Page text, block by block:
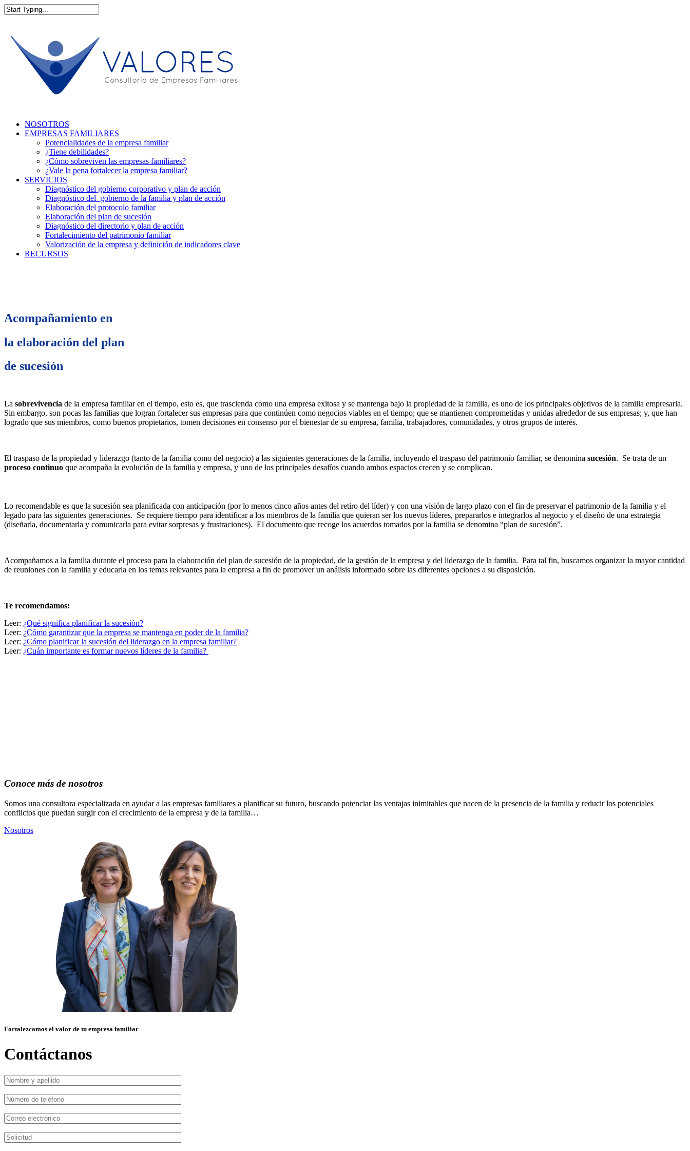
NOSOTROS
EMPRESAS FAMILIARES
Potencialidades de la empresa familiar
¿Tiene debilidades?
¿Cómo sobreviven las empresas familiares?
¿Vale la pena fortalecer la empresa familiar?
SERVICIOS
Diagnóstico del gobierno corporativo y plan de acción
Diagnóstico del gobierno de la familia y plan de acción
Elaboración del protocolo familiar
Elaboración del plan de sucesión
Diagnóstico del directorio y plan de acción
Fortalecimiento del patrimonio familiar
Valorización de la empresa y definición de indicadores clave
RECURSOS
Acompañamiento en
la elaboración del plan
de sucesión
La sobrevivencia de la empresa familiar en el tiempo, esto es, que trascienda como una empresa exitosa y se mantenga bajo la propiedad de la familia, es uno de los principales objetivos de la familia empresaria.
Sin embargo, son pocas las familias que logran fortalecer sus empresas para que continúen como negocios viables en el tiempo; que se mantienen comprometidas y unidas alrededor de sus empresas; y, que han
logrado que sus miembros, como buenos propietarios, tomen decisiones en consenso por el bienestar de su empresa, familia, trabajadores, comunidades, y otros grupos de interés.
El traspaso de la propiedad y liderazgo (tanto de la familia como del negocio) a las siguientes generaciones de la familia, incluyendo el traspaso del patrimonio familiar, se denomina sucesión. Se trata de un
proceso continuo que acompaña la evolución de la familia y empresa, y uno de los principales desafíos cuando ambos espacios crecen y se complican.
Lo recomendable es que la sucesión sea planificada con anticipación (por lo menos cinco años antes del retiro del líder) y con una visión de largo plazo con el fin de preservar el patrimonio de la familia y el
legado para las siguientes generaciones. Se requiere tiempo para identificar a los miembros de la familia que quieran ser los nuevos líderes, prepararlos e integrarlos al negocio y el diseño de una estrategia
(diseñarla, documentarla y comunicarla para evitar sorpresas y frustraciones). El documento que recoge los acuerdos tomados por la familia se denomina “plan de sucesión”.
Acompañamos a la familia durante el proceso para la elaboración del plan de sucesión de la propiedad, de la gestión de la empresa y del liderazgo de la familia. Para tal fin, buscamos organizar la mayor cantidad
de reuniones con la familia y educarla en los temas relevantes para la empresa a fin de promover un análisis informado sobre las diferentes opciones a su disposición.
Te recomendamos:
Leer: ¿Qué significa planificar la sucesión?
Leer: ¿Cómo garantizar que la empresa se mantenga en poder de la familia?
Leer: ¿Cómo planificar la sucesión del liderazgo en la empresa familiar?
Leer: ¿Cuán importante es formar nuevos líderes de la familia?
Conoce más de nosotros
Somos una consultora especializada en ayudar a las empresas familiares a planificar su futuro, buscando potenciar las ventajas inimitables que nacen de la presencia de la familia y reducir los potenciales
conflictos que puedan surgir con el crecimiento de la empresa y de la familia…
Nosotros
Fortalezcamos el valor de tu empresa familiar
Contáctanos